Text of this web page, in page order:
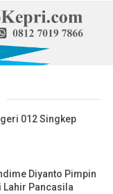
012 Singkep
Diyanto Pimpin
Lahir Pancasila